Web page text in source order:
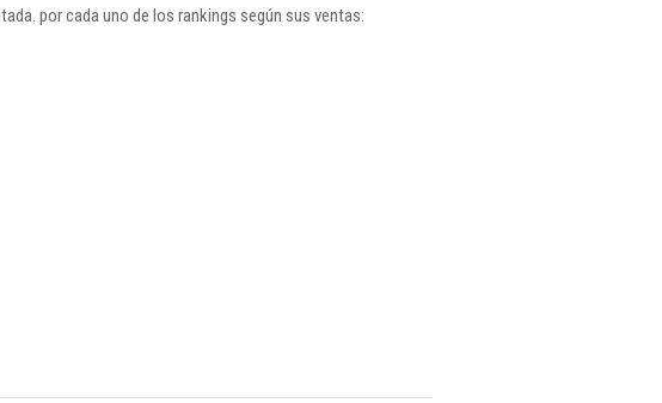
por cada uno de los rankings según sus ventas: